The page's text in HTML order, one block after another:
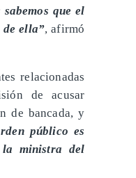
sabemos que el
ella”, afirmó
relacionadas
de acusar
de bancada, y
público es
la ministra del